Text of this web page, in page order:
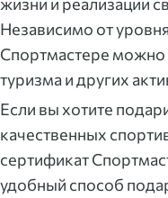
Независимо от
Спортмастере можно
туризма и других
Если вы хотите
качественных
сертификат
удобный способ